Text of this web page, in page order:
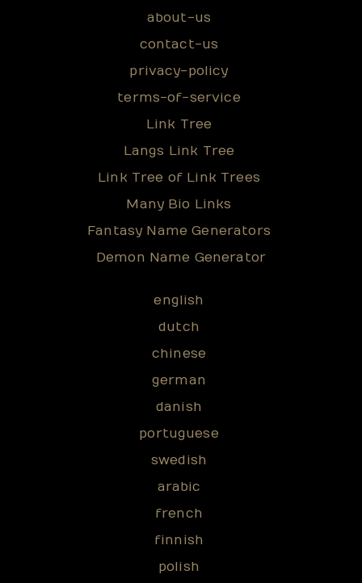
about-us
contact-us
privacy-policy
terms-of-service
Link Tree
Langs Link Tree
Link Tree of Link Trees
Many Bio Links
Fantasy Name Generators
Demon Name Generator
english
dutch
chinese
german
danish
portuguese
swedish
arabic
french
finnish
polish